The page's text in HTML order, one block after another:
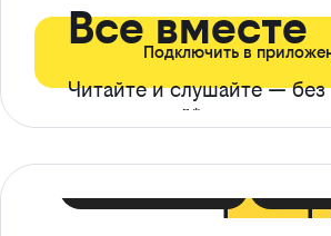
Все вместе
Читайте и слушайте — без
ограничений*
Подключить в